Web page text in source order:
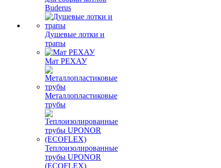
Buderus
Душевые лотки и
трапы
Мат РЕХАУ
Металлопластиковые
трубы
Теплоизолированные
трубы UPONOR
(ECOFLEX)